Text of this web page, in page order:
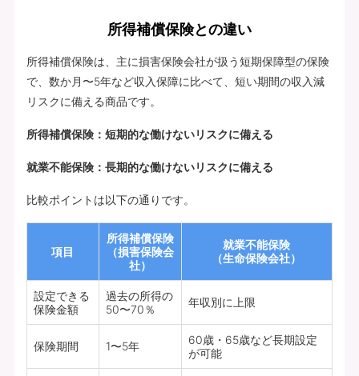
所得補償保険との違い
所得補償保険は、主に損害保険会社が扱う短期保障型の保険
で、数か月〜5年など収入保障に比べて、短い期間の収入減
リスクに備える商品です。
所得補償保険：短期的な働けないリスクに備える
就業不能保険：長期的な働けないリスクに備える
比較ポイントは以下の通りです。
項目
所得補償保険
（損害保険会
社）
就業不能保険
（生命保険会社）
設定できる
保険金額
過去の所得の
50〜70％
年収別に上限
保険期間 1〜5年
60歳・65歳など長期設定
が可能